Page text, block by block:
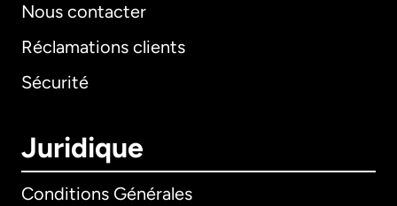
Nous contacter
Réclamations clients
Sécurité
Juridique
Conditions Générales